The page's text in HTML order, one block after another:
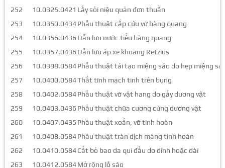
252
10.0325.0421 Lấy sỏi niệu quản đơn thuần
253
10.0350.0434Phẫu thuật cấp cứu vỡ bàng quang
254
10.0356.0436 Dẫn lưu nước tiểu bàng quang
255
10.0357.0436 Dẫn lưu áp xe khoang Retzius
256
10.0398.0584Phẫu thuật tái tạo miệng sáo do hẹp miệng
257
10.0400.0584Thắt tĩnh mạch tinh trên bụng
258
10.0402.0584Phẫu thuật vỡ vật hang do gẫy dương vật
259
10.0403.0436 Phẫu thuật chữa cương cứng dương vật
260
10.0407.0435 Phẫu thuật xoắn, vỡ tinh hoàn
261
10.0408.0584Phẫu thuật tràn dịch màng tinh hoàn
262
10.0410.0584Cắt bỏ bao da qui đầu do dính hoặc dài
263
10.0412.0584Mở rộng lỗ sáo